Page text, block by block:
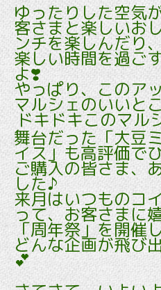
ゆったりした空気
客さまと楽しいお
ンチを楽しんだり
楽しい時間を過ご
よ❣️
やっぱり、このア
マルシェのいいと
ドキドキこのマル
舞台だった「大豆
イス」も高評価で
ご購入の皆さま、
した♪
来月はいつものコ
って、お客さまに
「周年祭」を開催
どんな企画が飛び
💕